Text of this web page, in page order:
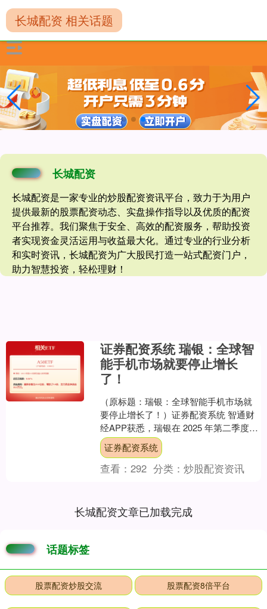
长城配资
长城配资是一家专业的炒股配资资讯平台，致力于为用户
提供最新的股票配资动态、实盘操作指导以及优质的配资
平台推荐。我们聚焦于安全、高效的配资服务，帮助投资
者实现资金灵活运用与收益最大化。通过专业的行业分析
和实时资讯，长城配资为广大股民打造一站式配资门户，
助力智慧投资，轻松理财！
长城配资 相关话题
证券配资系统 瑞银：全球智
能手机市场就要停止增长
了！
（原标题：瑞银：全球智能手机市场就
要停止增长了！）证券配资系统 智通财
经APP获悉，瑞银在 2025 年第二季度开
展的第 21 次瑞银证据实验室智能手机调
查中，....
证券配资系统
查看：292 分类：炒股配资资讯
长城配资文章已加载完成
话题标签
股票配资炒股交流 股票配资8倍平台